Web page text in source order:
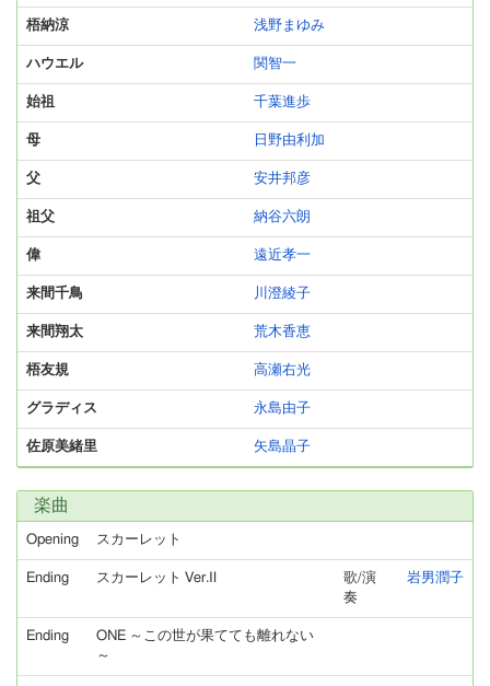
梧納涼 浅野まゆみ
ハウエル 関智一
始祖 千葉進歩
母 日野由利加
父 安井邦彦
祖父 納谷六朗
偉 遠近孝一
来間千鳥 川澄綾子
来間翔太 荒木香恵
梧友規 高瀬右光
グラディス 永島由子
佐原美緒里 矢島晶子
楽曲
Opening スカーレット
Ending スカーレット Ver.Ⅱ
歌/演
奏
岩男潤子
Ending
ONE ～この世が果てても離れない
～